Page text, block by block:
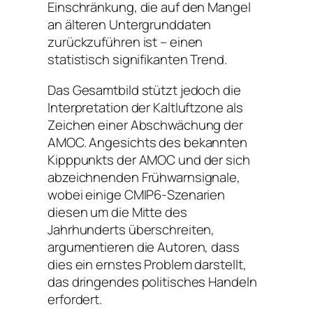
Einschränkung, die auf den Mangel
an älteren Untergrunddaten
zurückzuführen ist – einen
statistisch signifikanten Trend.
Das Gesamtbild stützt jedoch die
Interpretation der Kaltluftzone als
Zeichen einer Abschwächung der
AMOC. Angesichts des bekannten
Kipppunkts der AMOC und der sich
abzeichnenden Frühwarnsignale,
wobei einige CMIP6-Szenarien
diesen um die Mitte des
Jahrhunderts überschreiten,
argumentieren die Autoren, dass
dies ein ernstes Problem darstellt,
das dringendes politisches Handeln
erfordert.